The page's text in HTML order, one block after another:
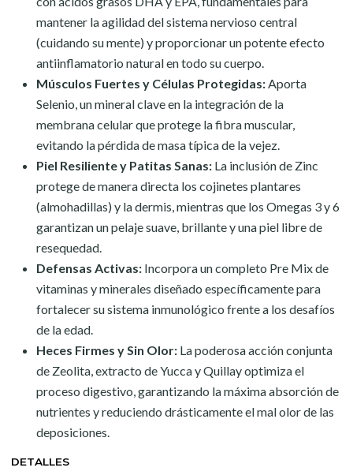
mantener la agilidad del sistema nervioso central
(cuidando su mente) y proporcionar un potente efecto
antiinflamatorio natural en todo su cuerpo.
Músculos Fuertes y Células Protegidas:Aporta
Selenio, un mineral clave en la integración de la
membrana celular que protege la fibra muscular,
evitando la pérdida de masa típica de la vejez.
Piel Resiliente y Patitas Sanas:La inclusión de Zinc
protege de manera directa los cojinetes plantares
(almohadillas) y la dermis, mientras que los Omegas 3 y 6
garantizan un pelaje suave, brillante y una piel libre de
resequedad.
Defensas Activas:Incorpora un completo Pre Mix de
vitaminas y minerales diseñado específicamente para
fortalecer su sistema inmunológico frente a los desafíos
de la edad.
Heces Firmes y Sin Olor:La poderosa acción conjunta
de Zeolita, extracto de Yucca y Quillay optimiza el
proceso digestivo, garantizando la máxima absorción de
nutrientes y reduciendo drásticamente el mal olor de las
deposiciones.
DETALLES